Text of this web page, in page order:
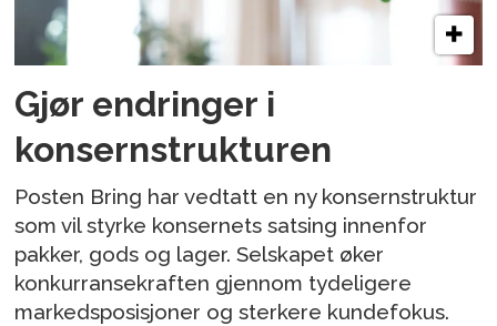
Gjør endringer i
konsernstrukturen
Posten Bring har vedtatt en ny konsernstruktur
som vil styrke konsernets satsing innenfor
pakker, gods og lager. Selskapet øker
konkurransekraften gjennom tydeligere
markedsposisjoner og sterkere kundefokus.